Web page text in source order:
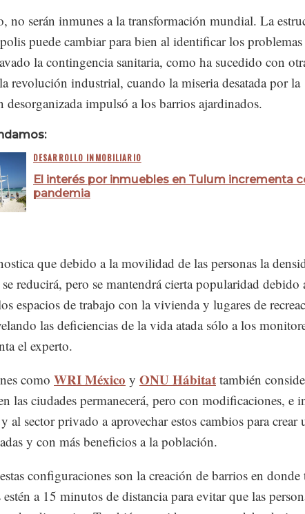
no serán inmunes a la transformación mundial. La
puede cambiar para bien al identificar los
la contingencia sanitaria, como ha sucedido con
revolución industrial, cuando la miseria desatada por la
desorganizada impulsó a los barrios ajardinados.
DESARROLLO INMOBILIARIO
El interés por inmuebles en Tulum incrementa
pandemia
que debido a la movilidad de las personas la
reducirá, pero se mantendrá cierta popularidad debido
espacios de trabajo con la vivienda y lugares de
las deficiencias de la vida atada sólo a los
el experto.
como WRI México y ONU Hábitat también
las ciudades permanecerá, pero con modificaciones, e
al sector privado a aprovechar estos cambios para crear
y con más beneficios a la población.
configuraciones son la creación de barrios en donde
a 15 minutos de distancia para evitar que las